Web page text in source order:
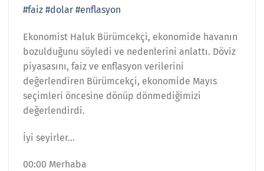
#faiz #dolar #enflasyon
Ekonomist Haluk Bürümcekçi, ekonomide havanın
bozulduğunu söyledi ve nedenlerini anlattı. Döviz
piyasasını, faiz ve enflasyon verilerini
değerlendiren Bürümcekçi, ekonomide Mayıs
seçimleri öncesine dönüp dönmediğimizi
değerlendirdi.
İyi seyirler…
00:00 Merhaba